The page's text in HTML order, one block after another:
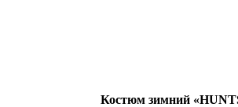
Костюм зимний